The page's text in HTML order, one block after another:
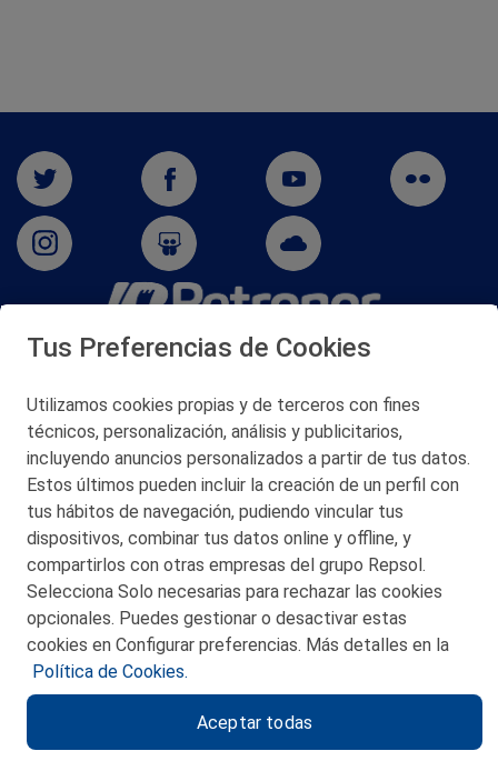
San Martín 5-Edificio Muñatones,
© 2026 Petronor S.A.
CONTACTO
MAPA WEB
POLITICA DE PRIVACIDAD
POLITICA DE COOKIES
Tus Preferencias de Cookies
Utilizamos cookies propias y de terceros con fines
técnicos, personalización, análisis y publicitarios,
incluyendo anuncios personalizados a partir de tus datos.
Estos últimos pueden incluir la creación de un perfil con
tus hábitos de navegación, pudiendo vincular tus
dispositivos, combinar tus datos online y offline, y
compartirlos con otras empresas del grupo Repsol.
Selecciona Solo necesarias para rechazar las cookies
opcionales. Puedes gestionar o desactivar estas
cookies en Configurar preferencias. Más detalles en la
Política de Cookies.
Aceptar todas